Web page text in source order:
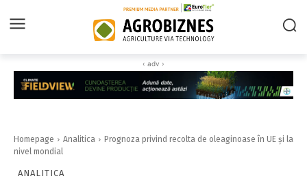
‹ adv ›
Homepage Analitica
Prognoza privind recolta de oleaginoase în UE și la
nivel mondial
ANALITICA